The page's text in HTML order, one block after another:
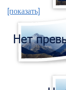
[показать]